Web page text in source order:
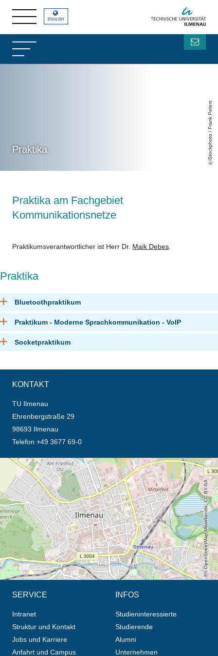
Praktika iStockphoto / Frank Peters
ENGLISH
Praktika am Fachgebiet
Kommunikationsnetze
Praktikumsverantwortlicher ist Herr Dr. Maik Debes
Praktika
Bluetoothpraktikum
Praktikum - Moderne Sprachkommunikation - VoIP
Socketpraktikum
KONTAKT
TU Ilmenau
Ehrenbergstraße 29
98693 Ilmenau
Telefon +49 3677 69-0
Öffnet die Anfahrtsbeschreibung in neuem Tab (Karte)
© OpenStreetMap-Mitwirkende, CC BY-SA
SERVICE
Intranet
Struktur und Kontakt
Jobs und Karriere
Anfahrt und Campus
INFOS
Studieninteressierte
Studierende
Alumni
Unternehmen